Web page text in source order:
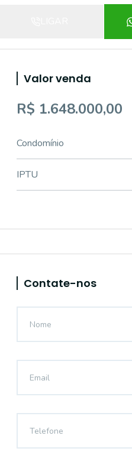
Valor venda
R$ 1.648.000,00
Condomínio
IPTU
Contate-nos